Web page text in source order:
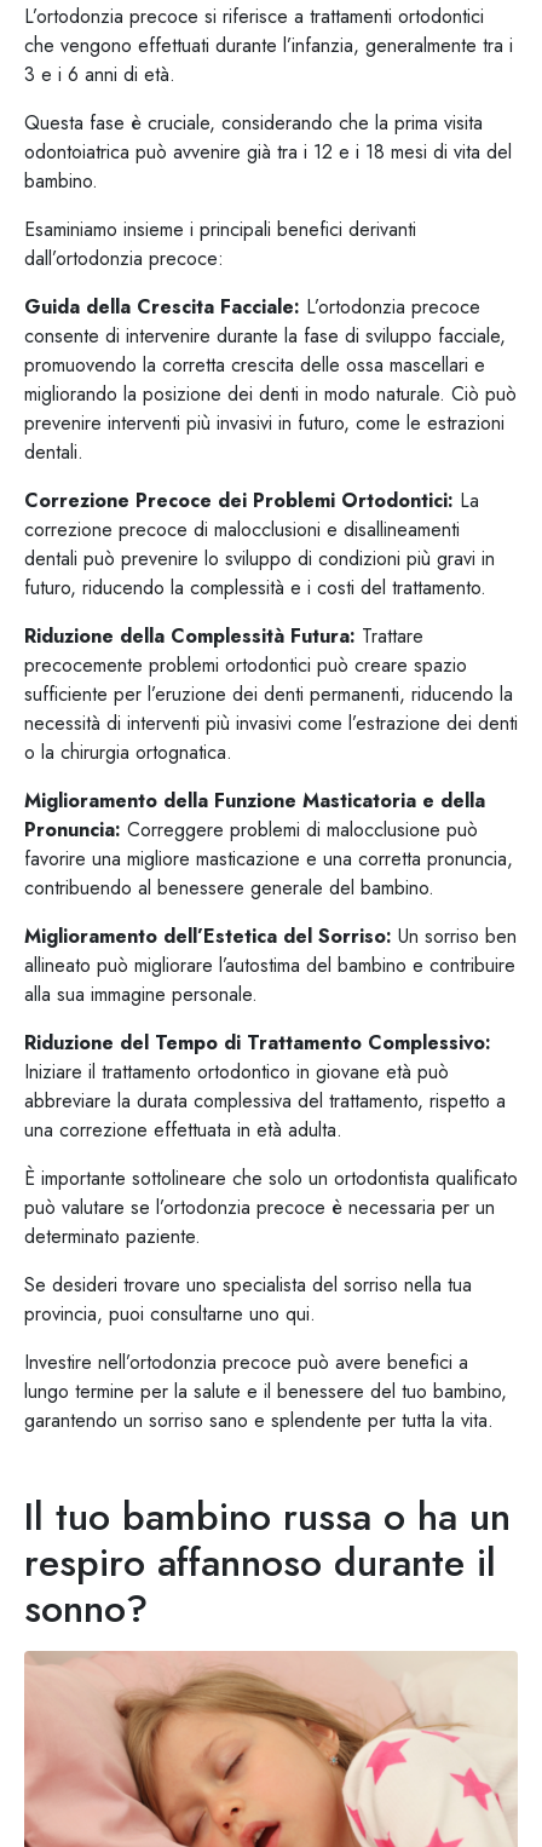
L’ortodonzia precoce si riferisce a trattamenti ortodontici
che vengono effettuati durante l’infanzia, generalmente tra i
3 e i 6 anni di età.
Questa fase è cruciale, considerando che la prima visita
odontoiatrica può avvenire già tra i 12 e i 18 mesi di vita del
bambino.
Esaminiamo insieme i principali benefici derivanti
dall’ortodonzia precoce:
Guida della Crescita Facciale: L’ortodonzia precoce
consente di intervenire durante la fase di sviluppo facciale,
promuovendo la corretta crescita delle ossa mascellari e
migliorando la posizione dei denti in modo naturale. Ciò può
prevenire interventi più invasivi in futuro, come le estrazioni
dentali.
Correzione Precoce dei Problemi Ortodontici: La
correzione precoce di malocclusioni e disallineamenti
dentali può prevenire lo sviluppo di condizioni più gravi in
futuro, riducendo la complessità e i costi del trattamento.
Riduzione della Complessità Futura: Trattare
precocemente problemi ortodontici può creare spazio
sufficiente per l’eruzione dei denti permanenti, riducendo la
necessità di interventi più invasivi come l’estrazione dei denti
o la chirurgia ortognatica.
Miglioramento della Funzione Masticatoria e della
Pronuncia: Correggere problemi di malocclusione può
favorire una migliore masticazione e una corretta pronuncia,
contribuendo al benessere generale del bambino.
Miglioramento dell’Estetica del Sorriso: Un sorriso ben
allineato può migliorare l’autostima del bambino e contribuire
alla sua immagine personale.
Riduzione del Tempo di Trattamento Complessivo:
Iniziare il trattamento ortodontico in giovane età può
abbreviare la durata complessiva del trattamento, rispetto a
una correzione effettuata in età adulta.
È importante sottolineare che solo un ortodontista qualificato
può valutare se l’ortodonzia precoce è necessaria per un
determinato paziente.
Se desideri trovare uno specialista del sorriso nella tua
provincia, puoi consultarne uno qui.
Investire nell’ortodonzia precoce può avere benefici a
lungo termine per la salute e il benessere del tuo bambino,
garantendo un sorriso sano e splendente per tutta la vita.
Il tuo bambino russa o ha un
respiro affannoso durante il
sonno?